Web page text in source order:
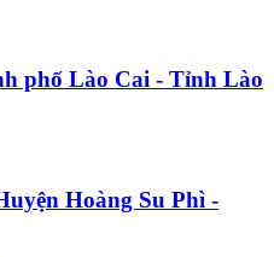
phố Lào Cai - Tỉnh Lào
Hoàng Su Phì -